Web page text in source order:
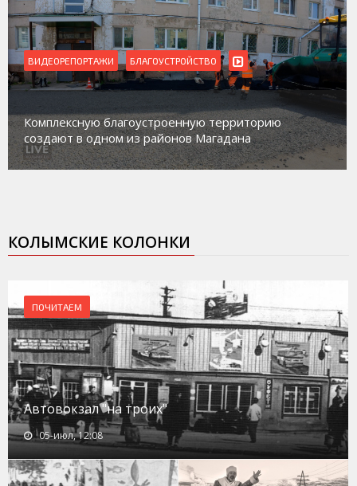
ВИДЕОРЕПОРТАЖИ
Магадан присоединился к пилотному проекту по
работе с несовершеннолетними из групп
социального риска «Переправа»
КОЛЫМСКИЕ КОЛОНКИ
ПОЧИТАЕМ
Автовокзал "на троих"
05-июл, 12:08